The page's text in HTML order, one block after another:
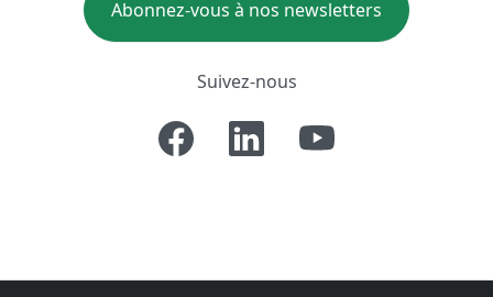
Abonnez-vous à nos newsletters
Suivez-nous